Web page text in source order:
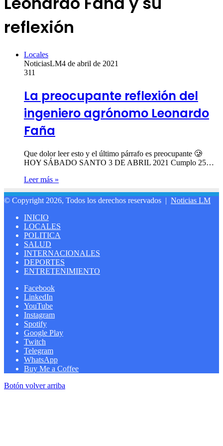
reflexión
Locales
NoticiasLM4 de abril de 2021
311
La preocupante reflexión del
ingeniero agrónomo Leonardo
Faña
Que dolor leer esto y el último párrafo es preocupante 🥲
HOY SÁBADO SANTO 3 DE ABRIL 2021 Cumplo 25…
Leer más »
© Copyright 2026, Todos los derechos reservados | Noticias LM
INICIO
LOCALES
POLITICA
SALUD
INTERNACIONALES
DEPORTES
ENTRETENIMIENTO
Facebook
LinkedIn
YouTube
Instagram
Spotify
Google Play
Twitch
Telegram
WhatsApp
Buy Me a Coffee
Botón volver arriba